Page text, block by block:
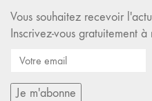
Vous souhaitez recevoir
Inscrivez-vous gratuitement